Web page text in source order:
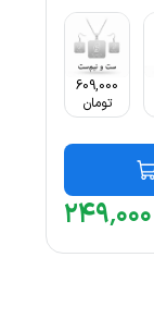
609,000
تومان
۲۴۹٬۰۰۰